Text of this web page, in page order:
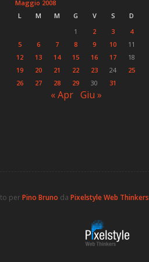
Maggio 2008
L
M M G V S
D
1
2 3
4
5
6 7 8 9 10
11
12
13 14 15 16 17
18
19
20 21 22 23 24
25
26
27 28 29 30 31
« Apr Giu »
perPino Bruno da Pixelstyle Web Thinkers